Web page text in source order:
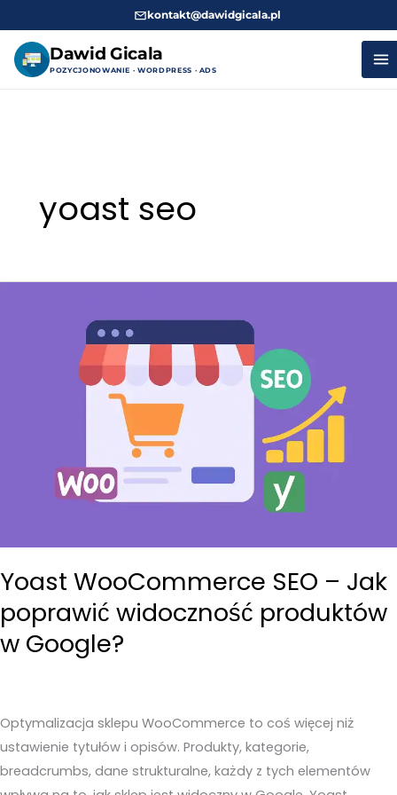
kontakt@dawidgicala.pl
Dawid Gicala
POZYCJONOWANIE · WORDPRESS · ADS
yoast seo
Yoast WooCommerce SEO – Jak
poprawić widoczność produktów
w Google?
Optymalizacja sklepu WooCommerce to coś więcej niż
ustawienie tytułów i opisów. Produkty, kategorie,
breadcrumbs, dane strukturalne, każdy z tych elementów